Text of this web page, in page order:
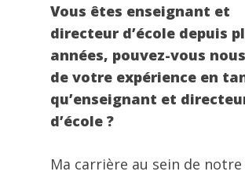
Vous êtes enseignant et
directeur d’école depuis
années, pouvez-vous
de votre expérience en
qu’enseignant et
d’école ?
Ma carrière au sein de notre